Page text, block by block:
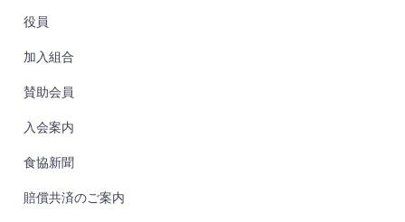
役員
加入組合
賛助会員
入会案内
食協新聞
賠償共済のご案内